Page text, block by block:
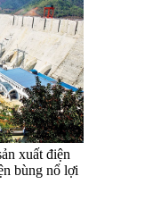
xuất điện
bùng nổ lợi